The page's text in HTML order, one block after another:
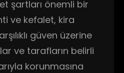
şartları önemli bir
ve kefalet, kira
güven üzerine
ve tarafların belirli
korunmasına